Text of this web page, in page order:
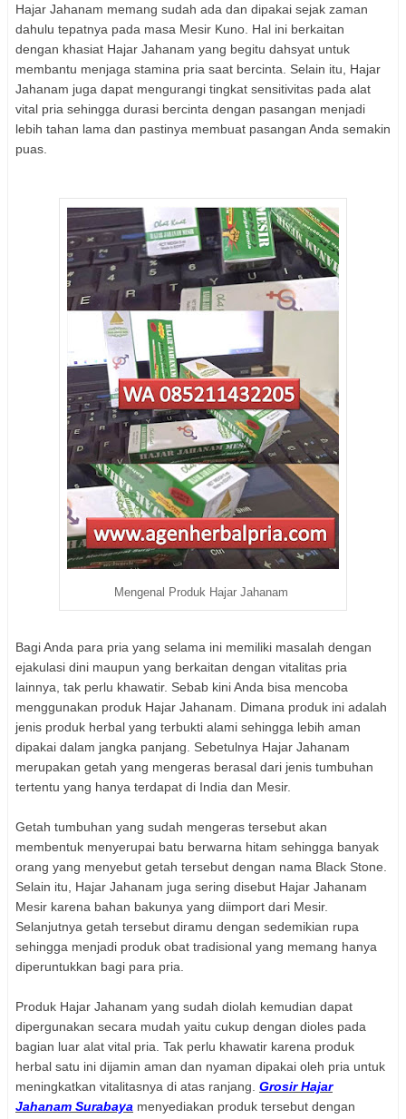
Hajar Jahanam memang sudah ada dan dipakai sejak zaman
dahulu tepatnya pada masa Mesir Kuno. Hal ini berkaitan
dengan khasiat Hajar Jahanam yang begitu dahsyat untuk
membantu menjaga stamina pria saat bercinta. Selain itu, Hajar
Jahanam juga dapat mengurangi tingkat sensitivitas pada alat
vital pria sehingga durasi bercinta dengan pasangan menjadi
lebih tahan lama dan pastinya membuat pasangan Anda semakin
puas.
Mengenal Produk Hajar Jahanam
Bagi Anda para pria yang selama ini memiliki masalah dengan
ejakulasi dini maupun yang berkaitan dengan vitalitas pria
lainnya, tak perlu khawatir. Sebab kini Anda bisa mencoba
menggunakan produk Hajar Jahanam. Dimana produk ini adalah
jenis produk herbal yang terbukti alami sehingga lebih aman
dipakai dalam jangka panjang. Sebetulnya Hajar Jahanam
merupakan getah yang mengeras berasal dari jenis tumbuhan
tertentu yang hanya terdapat di India dan Mesir.
Getah tumbuhan yang sudah mengeras tersebut akan
membentuk menyerupai batu berwarna hitam sehingga banyak
orang yang menyebut getah tersebut dengan nama Black Stone.
Selain itu, Hajar Jahanam juga sering disebut Hajar Jahanam
Mesir karena bahan bakunya yang diimport dari Mesir.
Selanjutnya getah tersebut diramu dengan sedemikian rupa
sehingga menjadi produk obat tradisional yang memang hanya
diperuntukkan bagi para pria.
Produk Hajar Jahanam yang sudah diolah kemudian dapat
dipergunakan secara mudah yaitu cukup dengan dioles pada
bagian luar alat vital pria. Tak perlu khawatir karena produk
herbal satu ini dijamin aman dan nyaman dipakai oleh pria untuk
meningkatkan vitalitasnya di atas ranjang. Grosir Hajar
Jahanam Surabaya menyediakan produk tersebut dengan